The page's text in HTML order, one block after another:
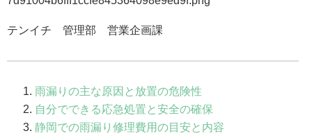
テンイチ 管理部 営業企画課
雨漏りの主な原因と放置の危険性
自分でできる応急処置と安全の確保
静岡での雨漏り修理費用の目安と内容